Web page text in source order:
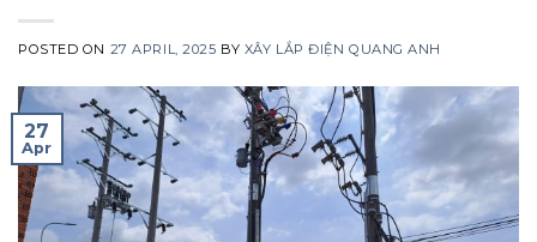
POSTED ON 27 APRIL, 2025 BY XÂY LẮP ĐIỆN QUANG ANH
27
Apr